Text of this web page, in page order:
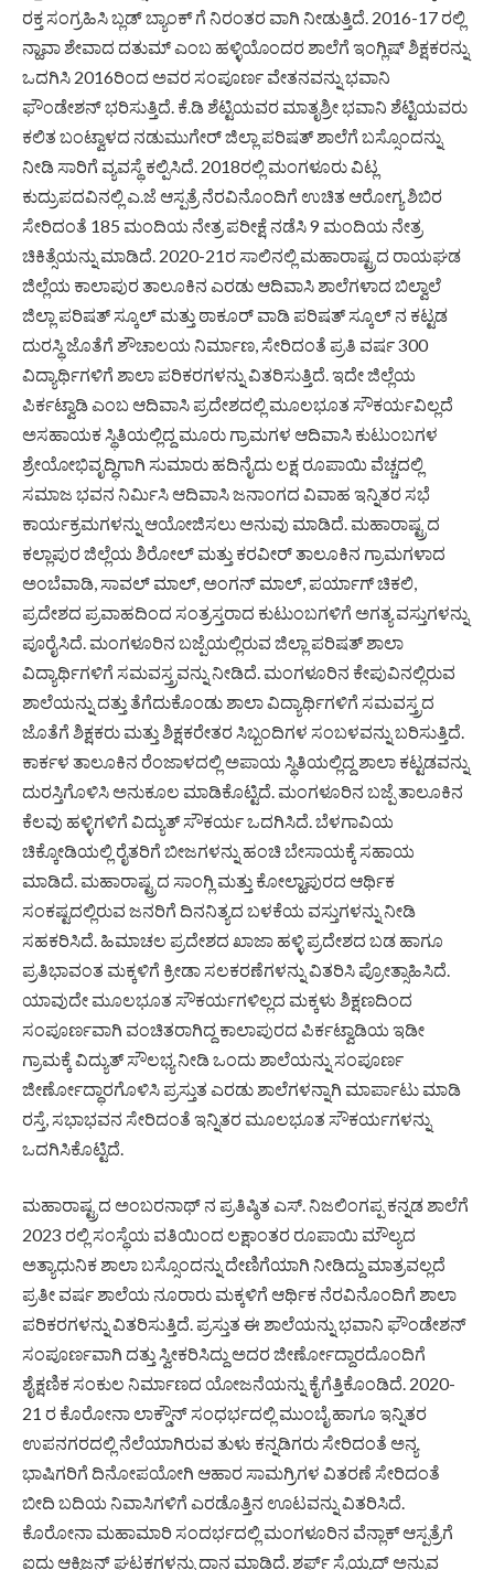
ರಕ್ತ ಸಂಗ್ರಹಿಸಿ ಬ್ಲಡ್ ಬ್ಯಾಂಕ್ ಗೆ ನಿರಂತರ ವಾಗಿ ನೀಡುತ್ತಿದೆ. 2016-17 ರಲ್ಲಿ
ನ್ಹಾವಾ ಶೇವಾದ ದತುಮ್ ಎಂಬ ಹಳ್ಳಿಯೊಂದರ ಶಾಲೆಗೆ ಇಂಗ್ಲಿಷ್ ಶಿಕ್ಷಕರನ್ನು
ಒದಗಿಸಿ 2016ರಿಂದ ಅವರ ಸಂಪೂರ್ಣ ವೇತನವನ್ನು ಭವಾನಿ
ಫೌಂಡೇಶನ್ ಭರಿಸುತ್ತಿದೆ. ಕೆ.ಡಿ ಶೆಟ್ಟಿಯವರ ಮಾತೃಶ್ರೀ ಭವಾನಿ ಶೆಟ್ಟಿಯವರು
ಕಲಿತ ಬಂಟ್ವಾಳದ ನಡುಮುಗೇರ್ ಜಿಲ್ಲಾ ಪರಿಷತ್ ಶಾಲೆಗೆ ಬಸ್ಸೊಂದನ್ನು
ನೀಡಿ ಸಾರಿಗೆ ವ್ಯವಸ್ಥೆ ಕಲ್ಪಿಸಿದೆ. 2018ರಲ್ಲಿ ಮಂಗಳೂರು ವಿಟ್ಲ
ಕುದ್ರುಪದವಿನಲ್ಲಿ ಎ.ಜೆ ಆಸ್ಪತ್ರೆ ನೆರವಿನೊಂದಿಗೆ ಉಚಿತ ಆರೋಗ್ಯ ಶಿಬಿರ
ಸೇರಿದಂತೆ 185 ಮಂದಿಯ ನೇತ್ರ ಪರೀಕ್ಷೆ ನಡೆಸಿ 9 ಮಂದಿಯ ನೇತ್ರ
ಚಿಕಿತ್ಸೆಯನ್ನು ಮಾಡಿದೆ. 2020-21ರ ಸಾಲಿನಲ್ಲಿ ಮಹಾರಾಷ್ಟ್ರದ ರಾಯಘಡ
ಜಿಲ್ಲೆಯ ಕಾಲಾಪುರ ತಾಲೂಕಿನ ಎರಡು ಆದಿವಾಸಿ ಶಾಲೆಗಳಾದ ಬಿಲ್ವಾಲೆ
ಜಿಲ್ಲಾ ಪರಿಷತ್ ಸ್ಕೂಲ್ ಮತ್ತು ಠಾಕೂರ್ ವಾಡಿ ಪರಿಷತ್ ಸ್ಕೂಲ್ ನ ಕಟ್ಟಡ
ದುರಸ್ಥಿ ಜೊತೆಗೆ ಶೌಚಾಲಯ ನಿರ್ಮಾಣ, ಸೇರಿದಂತೆ ಪ್ರತಿ ವರ್ಷ 300
ವಿದ್ಯಾರ್ಥಿಗಳಿಗೆ ಶಾಲಾ ಪರಿಕರಗಳನ್ನು ವಿತರಿಸುತ್ತಿದೆ. ಇದೇ ಜಿಲ್ಲೆಯ
ಪಿರ್ಕಟ್ವಾಡಿ ಎಂಬ ಆದಿವಾಸಿ ಪ್ರದೇಶದಲ್ಲಿ ಮೂಲಭೂತ ಸೌಕರ್ಯವಿಲ್ಲದೆ
ಅಸಹಾಯಕ ಸ್ಥಿತಿಯಲ್ಲಿದ್ದ ಮೂರು ಗ್ರಾಮಗಳ ಆದಿವಾಸಿ ಕುಟುಂಬಗಳ
ಶ್ರೇಯೋಭಿವೃದ್ಧಿಗಾಗಿ ಸುಮಾರು ಹದಿನೈದು ಲಕ್ಷ ರೂಪಾಯಿ ವೆಚ್ಚದಲ್ಲಿ
ಸಮಾಜ ಭವನ ನಿರ್ಮಿಸಿ ಆದಿವಾಸಿ ಜನಾಂಗದ ವಿವಾಹ ಇನ್ನಿತರ ಸಭೆ
ಕಾರ್ಯಕ್ರಮಗಳನ್ನು ಆಯೋಜಿಸಲು ಅನುವು ಮಾಡಿದೆ. ಮಹಾರಾಷ್ಟ್ರದ
ಕಲ್ಲಾಪುರ ಜಿಲ್ಲೆಯ ಶಿರೋಲ್ ಮತ್ತು ಕರವೀರ್ ತಾಲೂಕಿನ ಗ್ರಾಮಗಳಾದ
ಅಂಬೆವಾಡಿ, ಸಾವಲ್ ಮಾಲ್, ಅಂಗನ್ ಮಾಲ್, ಪರ್ಯಾಗ್ ಚಿಕಲಿ,
ಪ್ರದೇಶದ ಪ್ರವಾಹದಿಂದ ಸಂತ್ರಸ್ತರಾದ ಕುಟುಂಬಗಳಿಗೆ ಅಗತ್ಯ ವಸ್ತುಗಳನ್ನು
ಪೂರೈಸಿದೆ. ಮಂಗಳೂರಿನ ಬಜ್ಪೆಯಲ್ಲಿರುವ ಜಿಲ್ಲಾ ಪರಿಷತ್ ಶಾಲಾ
ವಿದ್ಯಾರ್ಥಿಗಳಿಗೆ ಸಮವಸ್ತ್ರವನ್ನು ನೀಡಿದೆ. ಮಂಗಳೂರಿನ ಕೇಪುವಿನಲ್ಲಿರುವ
ಶಾಲೆಯನ್ನು ದತ್ತು ತೆಗೆದುಕೊಂಡು ಶಾಲಾ ವಿದ್ಯಾರ್ಥಿಗಳಿಗೆ ಸಮವಸ್ತ್ರದ
ಜೊತೆಗೆ ಶಿಕ್ಷಕರು ಮತ್ತು ಶಿಕ್ಷಕರೇತರ ಸಿಬ್ಬಂದಿಗಳ ಸಂಬಳವನ್ನು ಬರಿಸುತ್ತಿದೆ.
ಕಾರ್ಕಳ ತಾಲೂಕಿನ ರೆಂಜಾಳದಲ್ಲಿ ಅಪಾಯ ಸ್ಥಿತಿಯಲ್ಲಿದ್ದ ಶಾಲಾ ಕಟ್ಟಡವನ್ನು
ದುರಸ್ತಿಗೊಳಿಸಿ ಅನುಕೂಲ ಮಾಡಿಕೊಟ್ಟಿದೆ. ಮಂಗಳೂರಿನ ಬಜ್ಪೆ ತಾಲೂಕಿನ
ಕೆಲವು ಹಳ್ಳಿಗಳಿಗೆ ವಿದ್ಯುತ್ ಸೌಕರ್ಯ ಒದಗಿಸಿದೆ. ಬೆಳಗಾವಿಯ
ಚಿಕ್ಕೋಡಿಯಲ್ಲಿ ರೈತರಿಗೆ ಬೀಜಗಳನ್ನು ಹಂಚಿ ಬೇಸಾಯಕ್ಕೆ ಸಹಾಯ
ಮಾಡಿದೆ. ಮಹಾರಾಷ್ಟ್ರದ ಸಾಂಗ್ಲಿ ಮತ್ತು ಕೋಲ್ಹಾಪುರದ ಆರ್ಥಿಕ
ಸಂಕಷ್ಟದಲ್ಲಿರುವ ಜನರಿಗೆ ದಿನನಿತ್ಯದ ಬಳಕೆಯ ವಸ್ತುಗಳನ್ನು ನೀಡಿ
ಸಹಕರಿಸಿದೆ. ಹಿಮಾಚಲ ಪ್ರದೇಶದ ಖಾಜಾ ಹಳ್ಳಿ ಪ್ರದೇಶದ ಬಡ ಹಾಗೂ
ಪ್ರತಿಭಾವಂತ ಮಕ್ಕಳಿಗೆ ಕ್ರೀಡಾ ಸಲಕರಣೆಗಳನ್ನು ವಿತರಿಸಿ ಪ್ರೋತ್ಸಾಹಿಸಿದೆ.
ಯಾವುದೇ ಮೂಲಭೂತ ಸೌಕರ್ಯಗಳಿಲ್ಲದ ಮಕ್ಕಳು ಶಿಕ್ಷಣದಿಂದ
ಸಂಪೂರ್ಣವಾಗಿ ವಂಚಿತರಾಗಿದ್ದ ಕಾಲಾಪುರದ ಪಿರ್ಕಟ್ವಾಡಿಯ ಇಡೀ
ಗ್ರಾಮಕ್ಕೆ ವಿದ್ಯುತ್ ಸೌಲಭ್ಯ ನೀಡಿ ಒಂದು ಶಾಲೆಯನ್ನು ಸಂಪೂರ್ಣ
ಜೀರ್ಣೋದ್ಧಾರಗೊಳಿಸಿ ಪ್ರಸ್ತುತ ಎರಡು ಶಾಲೆಗಳನ್ನಾಗಿ ಮಾರ್ಪಾಟು ಮಾಡಿ
ರಸ್ತೆ, ಸಭಾಭವನ ಸೇರಿದಂತೆ ಇನ್ನಿತರ ಮೂಲಭೂತ ಸೌಕರ್ಯಗಳನ್ನು
ಒದಗಿಸಿಕೊಟ್ಟಿದೆ.
ಮಹಾರಾಷ್ಟ್ರದ ಅಂಬರನಾಥ್ ನ ಪ್ರತಿಷ್ಠಿತ ಎಸ್. ನಿಜಲಿಂಗಪ್ಪ ಕನ್ನಡ ಶಾಲೆಗೆ
2023 ರಲ್ಲಿ ಸಂಸ್ಥೆಯ ವತಿಯಿಂದ ಲಕ್ಷಾಂತರ ರೂಪಾಯಿ ಮೌಲ್ಯದ
ಅತ್ಯಾಧುನಿಕ ಶಾಲಾ ಬಸ್ಸೊಂದನ್ನು ದೇಣಿಗೆಯಾಗಿ ನೀಡಿದ್ದು ಮಾತ್ರವಲ್ಲದೆ
ಪ್ರತೀ ವರ್ಷ ಶಾಲೆಯ ನೂರಾರು ಮಕ್ಕಳಿಗೆ ಆರ್ಥಿಕ ನೆರವಿನೊಂದಿಗೆ ಶಾಲಾ
ಪರಿಕರಗಳನ್ನು ವಿತರಿಸುತ್ತಿದೆ. ಪ್ರಸ್ತುತ ಈ ಶಾಲೆಯನ್ನು ಭವಾನಿ ಫೌಂಡೇಶನ್
ಸಂಪೂರ್ಣವಾಗಿ ದತ್ತು ಸ್ವೀಕರಿಸಿದ್ದು ಅದರ ಜೀರ್ಣೋದ್ದಾರದೊಂದಿಗೆ
ಶೈಕ್ಷಣಿಕ ಸಂಕುಲ ನಿರ್ಮಾಣದ ಯೋಜನೆಯನ್ನು ಕೈಗೆತ್ತಿಕೊಂಡಿದೆ. 2020-
21 ರ ಕೊರೋನಾ ಲಾಕ್ಡೌನ್ ಸಂಧರ್ಭದಲ್ಲಿ ಮುಂಬೈ ಹಾಗೂ ಇನ್ನಿತರ
ಉಪನಗರದಲ್ಲಿ ನೆಲೆಯಾಗಿರುವ ತುಳು ಕನ್ನಡಿಗರು ಸೇರಿದಂತೆ ಅನ್ಯ
ಭಾಷಿಗರಿಗೆ ದಿನೋಪಯೋಗಿ ಆಹಾರ ಸಾಮಗ್ರಿಗಳ ವಿತರಣೆ ಸೇರಿದಂತೆ
ಬೀದಿ ಬದಿಯ ನಿವಾಸಿಗಳಿಗೆ ಎರಡೊತ್ತಿನ ಊಟವನ್ನು ವಿತರಿಸಿದೆ.
ಕೊರೋನಾ ಮಹಾಮಾರಿ ಸಂದರ್ಭದಲ್ಲಿ ಮಂಗಳೂರಿನ ವೆನ್ಲಾಕ್ ಆಸ್ಪತ್ರೆಗೆ
ಐದು ಆಕ್ಸಿಜನ್ ಘಟಕಗಳನ್ನು ದಾನ ಮಾಡಿದೆ. ಶರ್ಫ್ ಸೈಯ್ಯದ್ ಅನ್ನುವ